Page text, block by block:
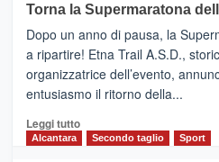
BROOKS
SuperMaratona
dell’Etna,
presentata
l’edizione
2026
Torna la Supermaratona
Dopo un anno di pausa, la
a ripartire! Etna Trail A.S.D.,
organizzatrice dell’evento,
entusiasmo il ritorno della...
Leggi tuttoLeggi
Alcantara Secondo taglio Sport